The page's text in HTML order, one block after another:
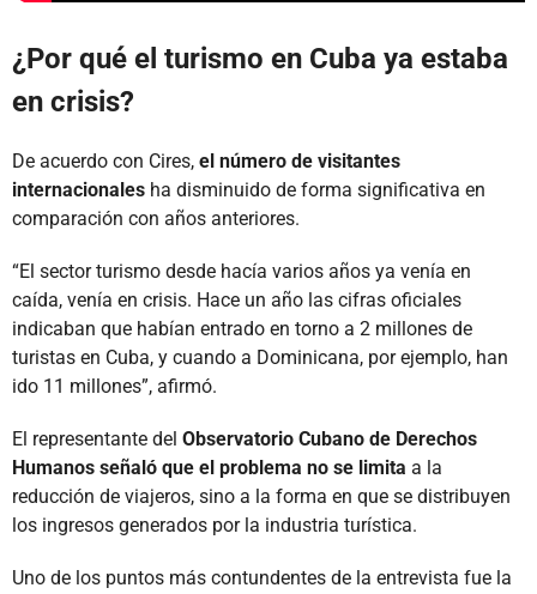
¿Por qué el turismo en Cuba ya estaba
en crisis?
De acuerdo con Cires, el número de visitantes
internacionales ha disminuido de forma significativa en
comparación con años anteriores.
“El sector turismo desde hacía varios años ya venía en
caída, venía en crisis. Hace un año las cifras oficiales
indicaban que habían entrado en torno a 2 millones de
turistas en Cuba, y cuando a Dominicana, por ejemplo, han
ido 11 millones”, afirmó.
El representante del Observatorio Cubano de Derechos
Humanos señaló que el problema no se limita a la
reducción de viajeros, sino a la forma en que se distribuyen
los ingresos generados por la industria turística.
Uno de los puntos más contundentes de la entrevista fue la